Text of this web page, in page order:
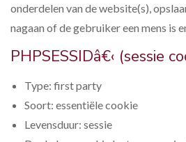
onderdelen van de website(s),
nagaan of de gebruiker een mens is
PHPSESSIDâ€‹ (sessie
Type: first party
Soort: essentiële cookie
Levensduur: sessie